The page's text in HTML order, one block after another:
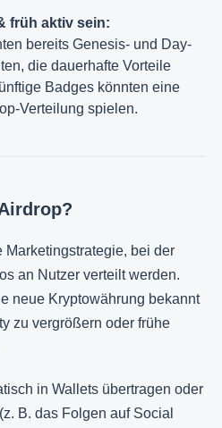
früh aktiv sein:
bereits Genesis- und Day-
die dauerhafte Vorteile
Badges könnten eine
Verteilung spielen.
Marketingstrategie, bei der
an Nutzer verteilt werden.
neue Kryptowährung bekannt
zu vergrößern oder frühe
in Wallets übertragen oder
B. das Folgen auf Social